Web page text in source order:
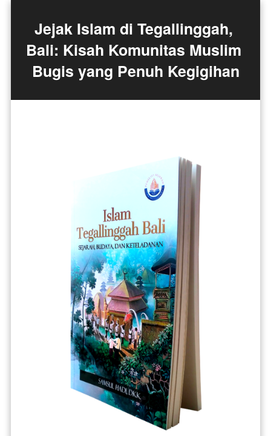
Jejak Islam di Tegallinggah,
Bali: Kisah Komunitas Muslim
Bugis yang Penuh Kegigihan